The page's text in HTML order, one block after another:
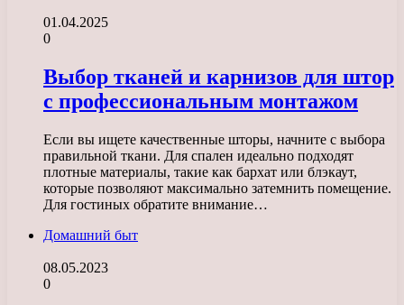
01.04.2025
0
Выбор тканей и карнизов для штор
с профессиональным монтажом
Если вы ищете качественные шторы, начните с выбора
правильной ткани. Для спален идеально подходят
плотные материалы, такие как бархат или блэкаут,
которые позволяют максимально затемнить помещение.
Для гостиных обратите внимание…
Домашний быт
08.05.2023
0